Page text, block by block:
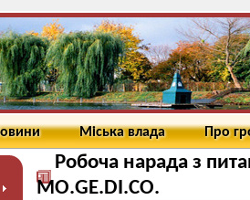
Міська влада Про
Робоча нарада з
MO.GE.DI.CO.